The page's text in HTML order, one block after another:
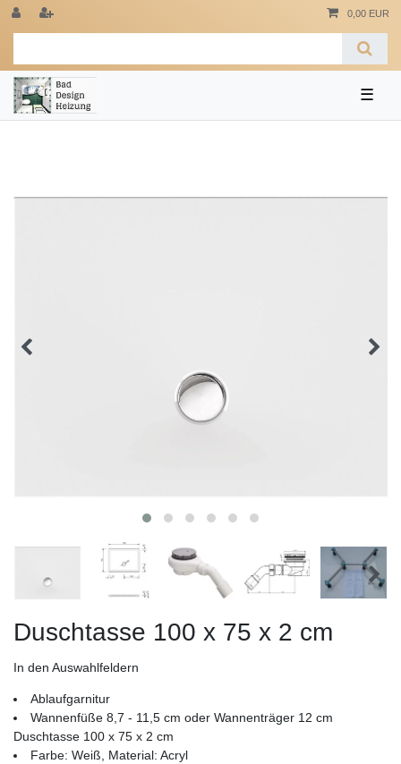
0,00 EUR
☰
Duschtasse 100 x 75 x 2 cm
In den Auswahlfeldern
Ablaufgarnitur
Wannenfüße 8,7 - 11,5 cm oder Wannenträger 12 cm
Duschtasse 100 x 75 x 2 cm
Farbe: Weiß, Material: Acryl